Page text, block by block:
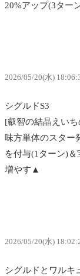
20%アップ(3ター
2026/05/20(水)
シグルドS3
[叡智の結晶えい
味方単体のスター
を付与(1ターン)
増やす▲
2026/05/20(水)
シグルドとワルキ